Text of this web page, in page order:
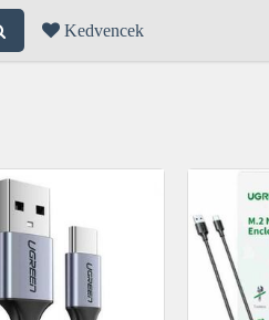
Kedvencek